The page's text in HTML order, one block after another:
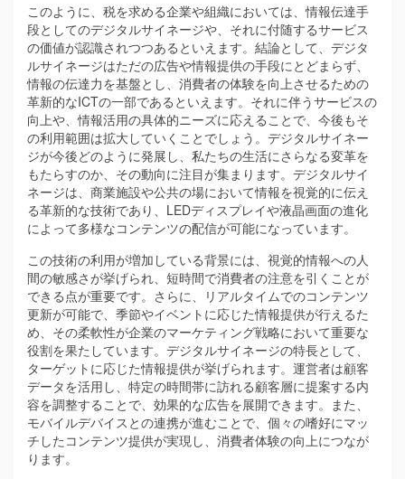
このように、税を求める企業や組織においては、情報伝達手
段としてのデジタルサイネージや、それに付随するサービス
の価値が認識されつつあるといえます。結論として、デジタ
ルサイネージはただの広告や情報提供の手段にとどまらず、
情報の伝達力を基盤とし、消費者の体験を向上させるための
革新的なICTの一部であるといえます。それに伴うサービスの
向上や、情報活用の具体的ニーズに応えることで、今後もそ
の利用範囲は拡大していくことでしょう。デジタルサイネー
ジが今後どのように発展し、私たちの生活にさらなる変革を
もたらすのか、その動向に注目が集まります。デジタルサイ
ネージは、商業施設や公共の場において情報を視覚的に伝え
る革新的な技術であり、LEDディスプレイや液晶画面の進化
によって多様なコンテンツの配信が可能になっています。
この技術の利用が増加している背景には、視覚的情報への人
間の敏感さが挙げられ、短時間で消費者の注意を引くことが
できる点が重要です。さらに、リアルタイムでのコンテンツ
更新が可能で、季節やイベントに応じた情報提供が行えるた
め、その柔軟性が企業のマーケティング戦略において重要な
役割を果たしています。デジタルサイネージの特長として、
ターゲットに応じた情報提供が挙げられます。運営者は顧客
データを活用し、特定の時間帯に訪れる顧客層に提案する内
容を調整することで、効果的な広告を展開できます。また、
モバイルデバイスとの連携が進むことで、個々の嗜好にマッ
チしたコンテンツ提供が実現し、消費者体験の向上につなが
ります。